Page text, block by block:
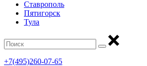
Ставрополь
Пятигорск
Тула
+7(495)260-07-65